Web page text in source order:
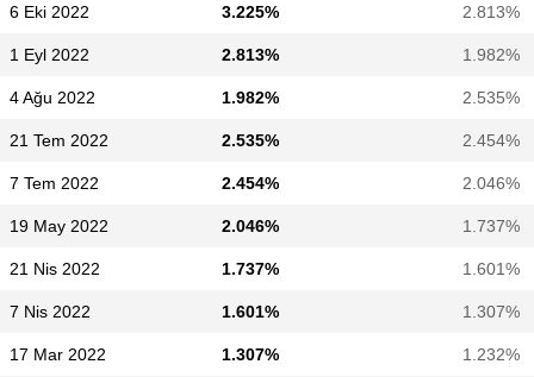
6 Eki 2022 3.225% 2.813%
1 Eyl 2022 2.813% 1.982%
4 Ağu 2022 1.982% 2.535%
21 Tem 2022 2.535% 2.454%
7 Tem 2022 2.454% 2.046%
19 May 2022 2.046% 1.737%
21 Nis 2022 1.737% 1.601%
7 Nis 2022 1.601% 1.307%
17 Mar 2022 1.307% 1.232%